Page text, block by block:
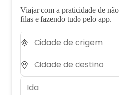
Viajar com a praticidade de
filas e fazendo tudo pelo app.